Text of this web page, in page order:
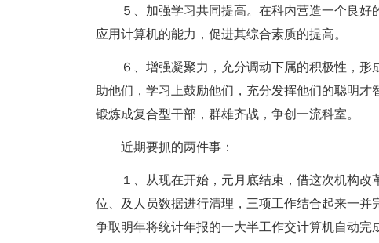
５、加强学习共同提高。在科内营造一个良
应用计算机的能力，促进其综合素质的提高。
６、增强凝聚力，充分调动下属的积极性，
助他们，学习上鼓励他们，充分发挥他们的聪明
锻炼成复合型干部，群雄齐战，争创一流科室。
近期要抓的两件事：
１、从现在开始，元月底结束，借这次机构
位、及人员数据进行清理，三项工作结合起来一并
争取明年将统计年报的一大半工作交计算机自动